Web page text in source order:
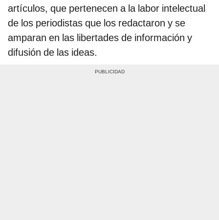
artículos, que pertenecen a la labor intelectual
de los periodistas que los redactaron y se
amparan en las libertades de información y
difusión de las ideas.